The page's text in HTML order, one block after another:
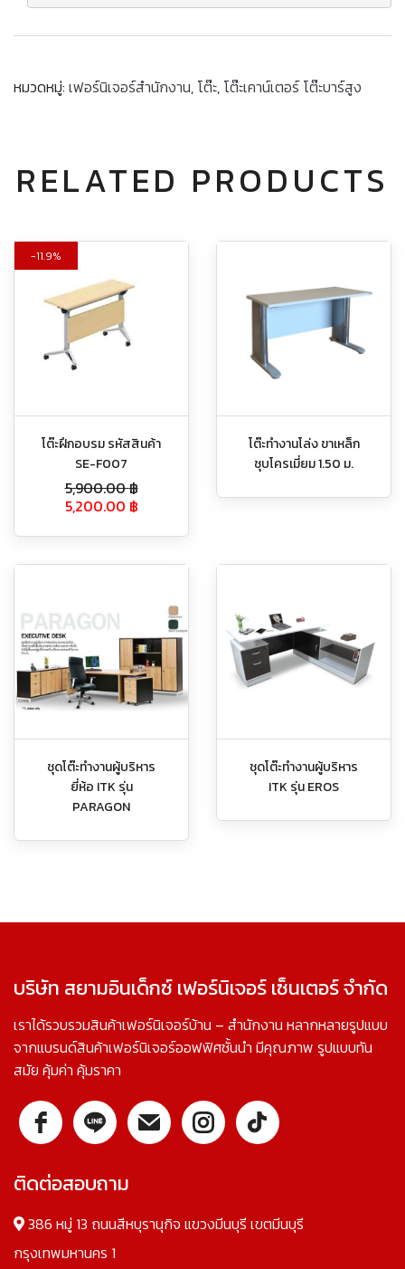
หมวดหมู่: เฟอร์นิเจอร์สำนักงาน, โต๊ะ, โต๊ะเคาน์เตอร์ โต๊ะบาร์สูง
RELATED PRODUCTS
11.9%
โต๊ะฝึกอบรม รหัสสินค้า
SE-F007
5,900.00฿
5,200.00 ฿
โต๊ะทำงานโล่ง ขาเหล็ก
ชุบโครเมี่ยม 1.50 ม.
ชุดโต๊ะทำงานผู้บริหาร
ยี่ห้อ ITK รุ่น
PARAGON
ชุดโต๊ะทำงานผู้บริหาร
ITK รุ่น EROS
บริษัท สยามอินเด็กซ์ เฟอร์นิเจอร์ เซ็นเตอร์ จำกัด
เราได้รวบรวมสินค้าเฟอร์นิเจอร์บ้าน – สำนักงาน หลากหลายรูปแบบ
จากแบรนด์สินค้าเฟอร์นิเจอร์ออฟฟิศชั้นนำ มีคุณภาพ รูปแบบทัน
สมัย คุ้มค่า คุ้มราคา
ติดต่อสอบถาม
386 หมู่ 13 ถนนสีหบุรานุกิจ แขวงมีนบุรี เขตมีนบุรี
กรุงเทพมหานคร 1